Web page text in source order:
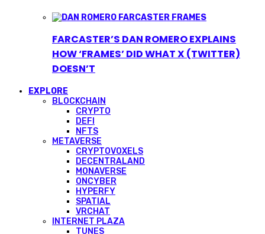
FARCASTER’S DAN ROMERO EXPLAINS
HOW ‘FRAMES’ DID WHAT X (TWITTER)
DOESN’T
EXPLORE
BLOCKCHAIN
CRYPTO
DEFI
NFTS
METAVERSE
CRYPTOVOXELS
DECENTRALAND
MONAVERSE
ONCYBER
HYPERFY
SPATIAL
VRCHAT
INTERNET PLAZA
TUNES